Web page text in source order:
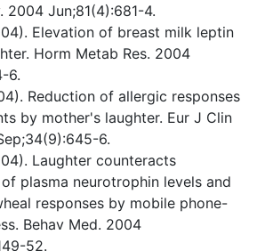
2004 Jun;81(4):681-4.
Elevation of breast milk leptin
Horm Metab Res. 2004
6.
Reduction of allergic responses
by mother's laughter. Eur J Clin
6.
Laughter counteracts
plasma neurotrophin levels and
responses by mobile phone-
Behav Med. 2004
52.